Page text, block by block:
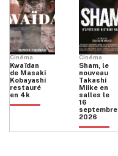
Cinéma
Kwaïdan
de Masaki
Kobayashi
restauré
en 4k
Cinéma
Sham, le
nouveau
Takashi
Miike en
salles le
16
septembre
2026